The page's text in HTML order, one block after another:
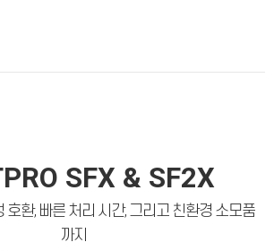
SFX & SF2X
호환, 빠른 처리 시간, 그리고 친환경 소모품
까지